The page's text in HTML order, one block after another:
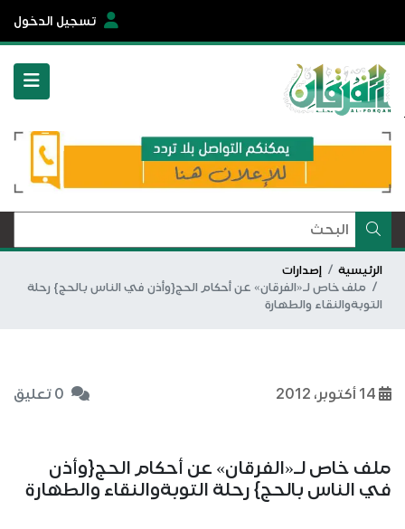
تسجيل الدخول
الرئيسية
إصدارات
ملف خاص لـ«الفرقان» عن أحكام الحج{وأذن في الناس بالحج} رحلة
التوبةوالنقاء والطهارة
0 تعليق
ملف خاص لـ«الفرقان» عن أحكام الحج{وأذن
في الناس بالحج} رحلة التوبةوالنقاء والطهارة